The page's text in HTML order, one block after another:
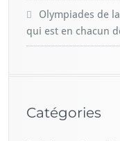
Olympiades de
qui est en chacun
Catégories